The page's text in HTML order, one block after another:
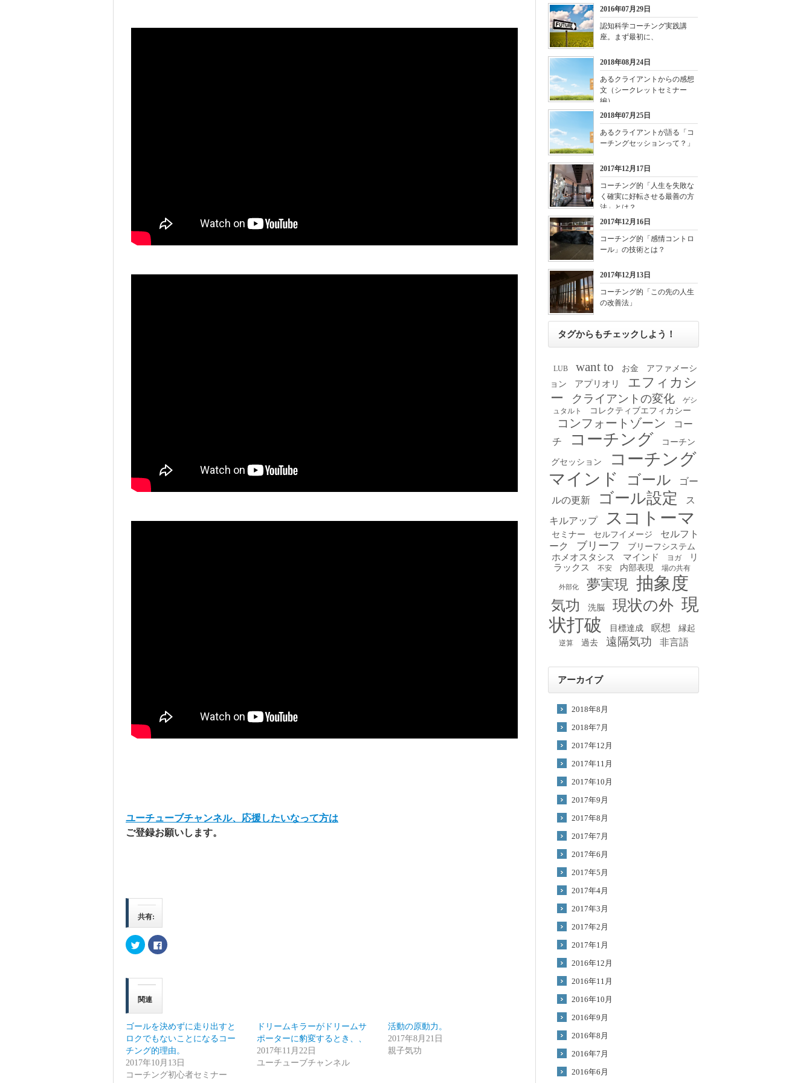
ユーチューブチャンネル、応援したいなって方は
ご登録お願いします。
共有:
ク
リ
て
Twitter
共
(新
し
い
ウ
ィ
ン
ド
ウ
で
開
Facebook
で
ク
し
て
く
だ
さ
い
(新
し
関連
ゴールを決めずに走り出すと
ロクでもないことになるコー
チング的理由。
2017年10月13日
コーチング初心者セミナー
ドリームキラーがドリームサ
ポーターに豹変するとき、、
2017年11月22日
ユーチューブチャンネル
活動の原動力。
2017年8月21日
親子気功
2016年07月29日
認知科学コーチング実践講
座。まず最初に、
2018年08月24日
あるクライアントからの感想
文（シークレットセミナー
編）
2018年07月25日
あるクライアントが語る「コ
ーチングセッションって？」
2017年12月17日
コーチング的「人生を失敗な
く確実に好転させる最善の方
法」とは？
2017年12月16日
コーチング的「感情コントロ
ール」の技術とは？
2017年12月13日
コーチング的「この先の人生
の改善法」
タグからもチェックしよう！
LUB want to お金
アファメーシ
ョン
アプリオリ
エフィカシ
ー
クライアントの変化
ゲシ
ュタルト
コレクティブエフィカシー
コンフォートゾーン
コー
チ
コーチング コーチン
グセッション
コーチング
マインド
ゴール
ゴー
ルの更新
ゴール設定
ス
キルアップ
スコトーマ
セミナー セルフイメージ
セルフト
ーク
ブリーフ ブリーフシステム
ホメオスタシス マインド ヨガ
リ
ラックス
不安 内部表現 場の共有
外部化 夢実現 抽象度
気功 洗脳 現状の外 現
状打破
目標達成 瞑想 縁起
逆算 過去 遠隔気功 非言語
アーカイブ
2018年8月
2018年7月
2017年12月
2017年11月
2017年10月
2017年9月
2017年8月
2017年7月
2017年6月
2017年5月
2017年4月
2017年3月
2017年2月
2017年1月
2016年12月
2016年11月
2016年10月
2016年9月
2016年8月
2016年7月
2016年6月